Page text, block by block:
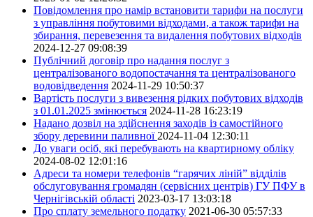
Повідомлення про намір встановити тарифи на послуги
з управління побутовими відходами, а також тарифи на
збирання, перевезення та видалення побутових відходів
2024-12-27 09:08:39
Публічний договір про надання послуг з
централізованого водопостачання та централізованого
водовідведення 2024-11-29 10:50:37
Вартість послуги з вивезення рідких побутових відходів
з 01.01.2025 змінюється 2024-11-28 16:23:19
Надано дозвіл на здійснення заходів із самостійного
збору деревини паливної 2024-11-04 12:30:11
До уваги осіб, які перебувають на квартирному обліку
2024-08-02 12:01:16
Адреси та номери телефонів “гарячих ліній” відділів
обслуговування громадян (сервісних центрів) ГУ ПФУ в
Чернігівській області 2023-03-17 13:03:18
Про сплату земельного податку 2021-06-30 05:57:33